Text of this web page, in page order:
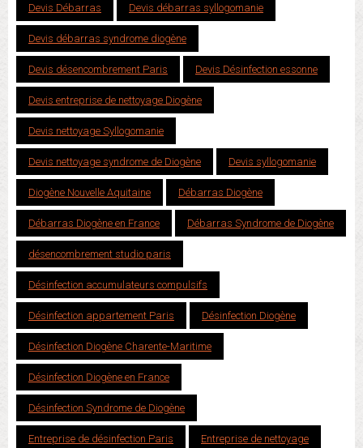
Devis Débarras Devis débarras syllogomanie
Devis débarras syndrome diogène
Devis désencombrement Paris Devis Désinfection essonne
Devis entreprise de nettoyage Diogène
Devis nettoyage Syllogomanie
Devis nettoyage syndrome de Diogène Devis syllogomanie
Diogène Nouvelle Aquitaine Débarras Diogène
Débarras Diogène en France Débarras Syndrome de Diogène
désencombrement studio paris
Désinfection accumulateurs compulsifs
Désinfection appartement Paris Désinfection Diogène
Désinfection Diogène Charente-Maritime
Désinfection Diogène en France
Désinfection Syndrome de Diogène
Entreprise de désinfection Paris Entreprise de nettoyage